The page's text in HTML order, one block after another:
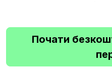
Почати